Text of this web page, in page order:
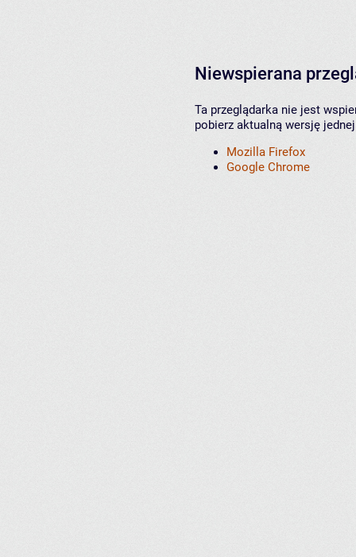
Niewspierana
Ta przeglądarka nie jest
pobierz aktualną wersję
Mozilla Firefox
Google Chrome